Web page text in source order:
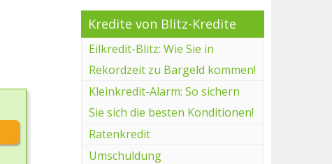
Kredite von Blitz-Kredite
Eilkredit-Blitz: Wie Sie in
Rekordzeit zu Bargeld kommen!
Kleinkredit-Alarm: So sichern
Sie sich die besten Konditionen!
Ratenkredit
Umschuldung